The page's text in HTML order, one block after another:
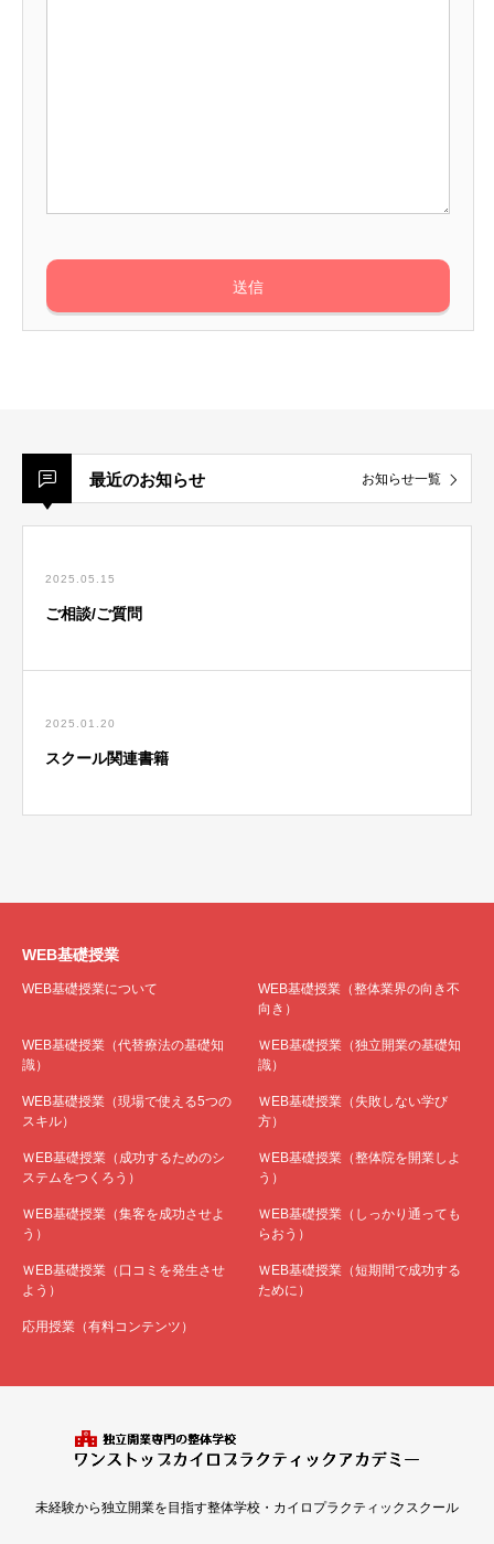
最近のお知らせ お知らせ一覧
2025.05.15
ご相談/ご質問
2025.01.20
スクール関連書籍
WEB基礎授業
WEB基礎授業について
WEB基礎授業（整体業界の向き不
向き）
WEB基礎授業（代替療法の基礎知
識）
ＷEB基礎授業（独立開業の基礎知
識）
WEB基礎授業（現場で使える5つの
スキル）
ＷEB基礎授業（失敗しない学び
方）
ＷEB基礎授業（成功するためのシ
ステムをつくろう）
ＷEB基礎授業（整体院を開業しよ
う）
ＷEB基礎授業（集客を成功させよ
う）
ＷEB基礎授業（しっかり通っても
らおう）
ＷEB基礎授業（口コミを発生させ
よう）
ＷEB基礎授業（短期間で成功する
ために）
応用授業（有料コンテンツ）
未経験から独立開業を目指す整体学校・カイロプラクティックスクール